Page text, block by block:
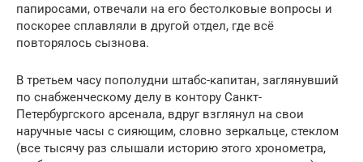
папиросами, отвечали на его бестолковые вопросы и
поскорее сплавляли в другой отдел, где всё
повторялось сызнова.
В третьем часу пополудни штабс-капитан, заглянувший
по снабженческому делу в контору Санкт-
Петербургского арсенала, вдруг взглянул на свои
наручные часы с сияющим, словно зеркальце, стеклом
(все тысячу раз слышали историю этого хронометра,